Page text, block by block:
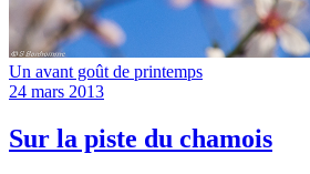
Un avant goût de printemps
24 mars 2013
Sur la piste du chamois